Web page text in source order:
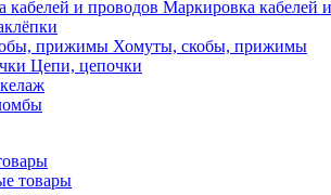
Маркировка кабелей
Хомуты, скобы, прижимы
Цепи, цепочки
товары